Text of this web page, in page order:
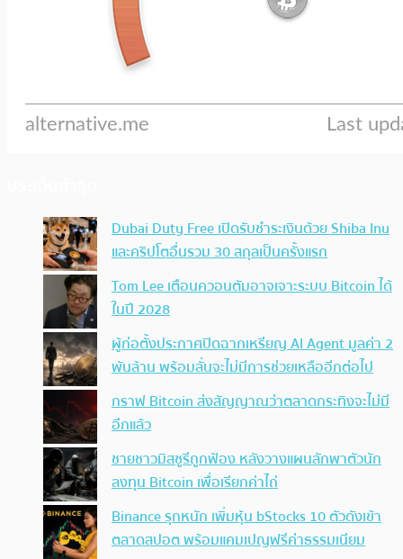
Dubai Duty Free เปิดรับชำระเงินด้วย Shiba Inu
และคริปโตอื่นรวม 30 สกุลเป็นครั้งแรก
Tom Lee เตือนควอนตัมอาจเจาะระบบ Bitcoin ได้
ในปี 2028
ผู้ก่อตั้งประกาศปิดฉากเหรียญ AI Agent มูลค่า 2
พันล้าน พร้อมลั่นจะไม่มีการช่วยเหลืออีกต่อไป
กราฟ Bitcoin ส่งสัญญาณว่าตลาดกระทิงจะไม่มี
อีกแล้ว
ชายชาวมิสซูรีถูกฟ้อง หลังวางแผนลักพาตัวนัก
ลงทุน Bitcoin เพื่อเรียกค่าไถ่
Binance รุกหนัก เพิ่มหุ้น bStocks 10 ตัวดังเข้า
ตลาดสปอต พร้อมแคมเปญฟรีค่าธรรมเนียม